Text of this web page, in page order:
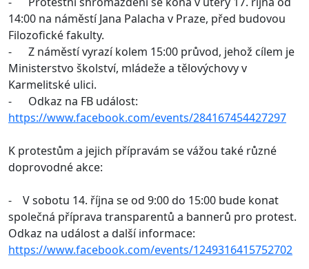
14:00 na náměstí Jana Palacha v Praze, před budovou
Filozofické fakulty.
- Z náměstí vyrazí kolem 15:00 průvod, jehož cílem je
Ministerstvo školství, mládeže a tělovýchovy v
Karmelitské ulici.
- Odkaz na FB událost:
https://www.facebook.com/events/284167454427297
K protestům a jejich přípravám se vážou také různé
doprovodné akce:
- V sobotu 14. října se od 9:00 do 15:00 bude konat
společná příprava transparentů a bannerů pro protest.
Odkaz na událost a další informace:
https://www.facebook.com/events/1249316415752702